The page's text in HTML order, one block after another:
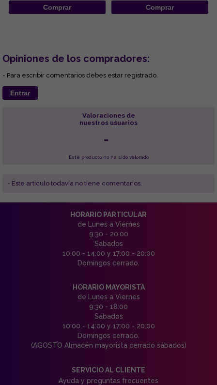
Comprar Comprar
Opiniones de los compradores:
- Para escribir comentarios debes estar registrado.
Entrar
Valoraciones de
nuestros usuarios
-
Este producto no ha sido valorado
- Este articulo todavía no tiene comentarios.
HORARIO PARTICULAR
de Lunes a Viernes
9:30 - 20:00
Sábados
10:00 - 14:00 y 17:00 - 20:00
Domingos cerrado.
HORARIO MAYORISTA
de Lunes a Viernes
9:30 - 18:00
Sábados
10:00 - 14:00 y 17:00 - 20:00
Domingos cerrado.
(AGOSTO Almacén mayorista cerrado sábados)
SERVICIO AL CLIENTE
Ayuda y preguntas frecuentes